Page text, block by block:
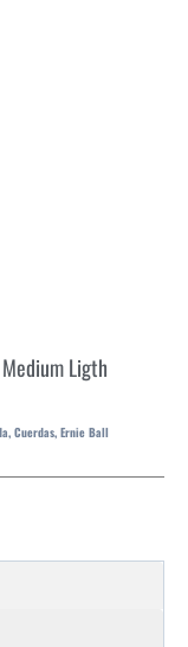
Ligth
, Cuerdas, Ernie Ball